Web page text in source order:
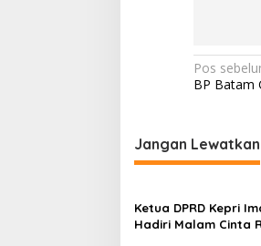
N
a
i
g
a
s
Pos
BP Batam
Jangan Lewatkan
Ketua DPRD Kepri
Hadiri Malam Cinta